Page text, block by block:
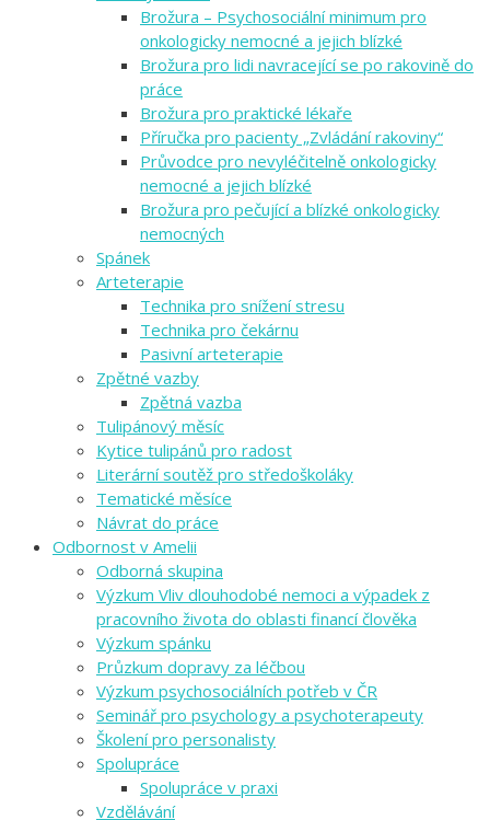
Brožura – Psychosociální minimum pro
onkologicky nemocné a jejich blízké
Brožura pro lidi navracející se po rakovině do
práce
Brožura pro praktické lékaře
Příručka pro pacienty „Zvládání rakoviny“
Průvodce pro nevyléčitelně onkologicky
nemocné a jejich blízké
Brožura pro pečující a blízké onkologicky
nemocných
Spánek
Arteterapie
Technika pro snížení stresu
Technika pro čekárnu
Pasivní arteterapie
Zpětné vazby
Zpětná vazba
Tulipánový měsíc
Kytice tulipánů pro radost
Literární soutěž pro středoškoláky
Tematické měsíce
Návrat do práce
Odbornost v Amelii
Odborná skupina
Výzkum Vliv dlouhodobé nemoci a výpadek z
pracovního života do oblasti financí člověka
Výzkum spánku
Průzkum dopravy za léčbou
Výzkum psychosociálních potřeb v ČR
Seminář pro psychology a psychoterapeuty
Školení pro personalisty
Spolupráce
Spolupráce v praxi
Vzdělávání